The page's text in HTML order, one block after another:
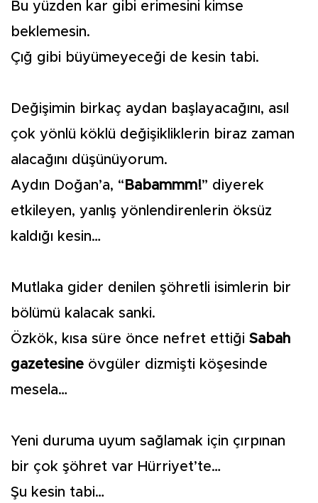
Bu yüzden kar gibi erimesini kimse
beklemesin.
Çığ gibi büyümeyeceği de kesin tabi.
Değişimin birkaç aydan başlayacağını, asıl
çok yönlü köklü değişikliklerin biraz zaman
alacağını düşünüyorum.
Aydın Doğan’a, “ Babammm!” diyerek
etkileyen, yanlış yönlendirenlerin öksüz
kaldığı kesin…
Mutlaka gider denilen şöhretli isimlerin bir
bölümü kalacak sanki.
Özkök, kısa süre önce nefret ettiği Sabah
gazetesine övgüler dizmişti köşesinde
mesela…
Yeni duruma uyum sağlamak için çırpınan
bir çok şöhret var Hürriyet’te…
Şu kesin tabi…